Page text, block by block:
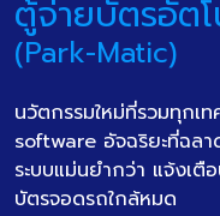
ตู้จ่ายบัตรอัต
(Park-Matic)
นวัตกรรมใหม่ที่รวมทุกเ
software อัจฉริยะที่ฉล
ระบบแม่นยำกว่า แจ้งเ
บัตรจอดรถใกล้หมด